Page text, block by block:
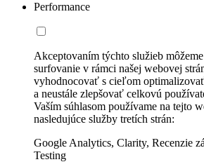
Performance
Akceptovaním týchto služieb
surfovanie v rámci našej webovej
vyhodnocovať s cieľom
a neustále zlepšovať celkovú
Vaším súhlasom používame na tejto
nasledujúce služby tretích strán:
Google Analytics, Clarity, Recenzie
Testing